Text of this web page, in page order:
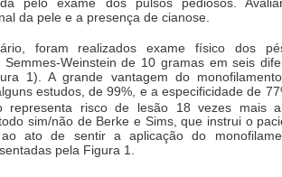
da pele e a presença de cianose.
foram realizados exame físico dos
Semmes-Weinstein de 10 gramas em seis
1). A grande vantagem do
estudos, de 99%, e a especificidade de
representa risco de lesão 18 vezes mais
sim/não de Berke e Sims, que instrui o
ato de sentir a aplicação do
pela Figura 1.